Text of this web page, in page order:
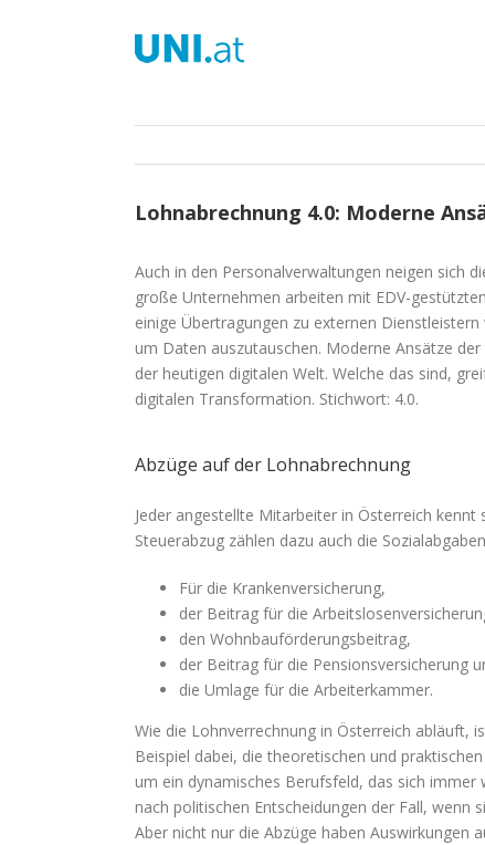
Lohnabrechnung 4.0: Moderne
Auch in den Personalverwaltungen neigen sich
große Unternehmen arbeiten mit EDV-
einige Übertragungen zu externen
um Daten auszutauschen. Moderne Ansätze
der heutigen digitalen Welt. Welche das sind,
digitalen Transformation. Stichwort: 4.0.
Abzüge auf der Lohnabrechnung
Jeder angestellte Mitarbeiter in Österreich
Steuerabzug zählen dazu auch die
Für die Krankenversicherung,
der Beitrag für die
den Wohnbauförderungsbeitrag,
der Beitrag für die Pensionsversicherung
die Umlage für die Arbeiterkammer.
Wie die Lohnverrechnung in Österreich abläuft,
Beispiel dabei, die theoretischen und
um ein dynamisches Berufsfeld, das sich
nach politischen Entscheidungen der Fall, wenn
Aber nicht nur die Abzüge haben Auswirkungen